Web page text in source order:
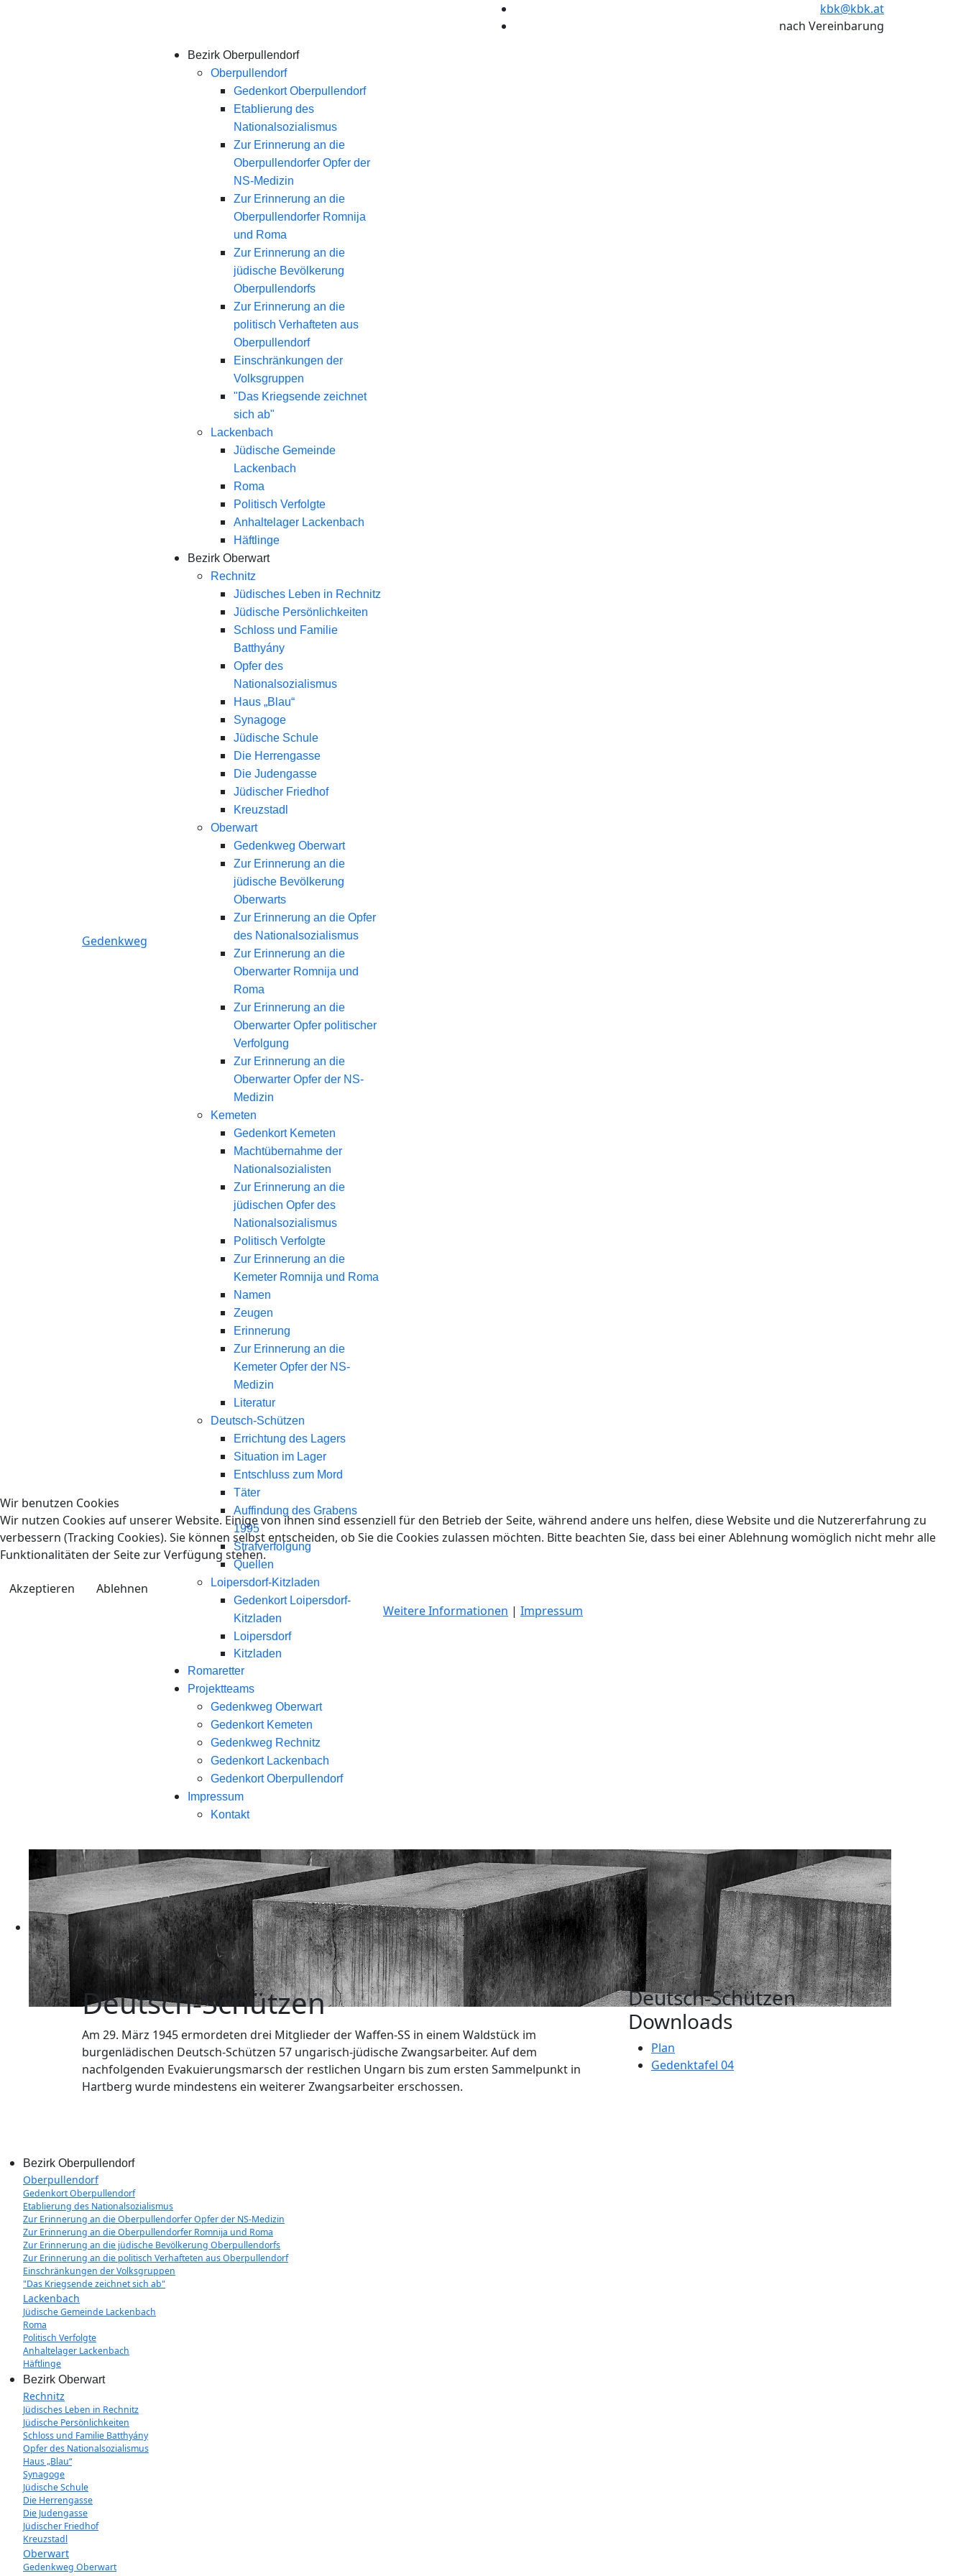
kbk@kbk.at
nach Vereinbarung
Gedenkweg
Bezirk Oberpullendorf
Oberpullendorf
Gedenkort Oberpullendorf
Etablierung des
Nationalsozialismus
Zur Erinnerung an die
Oberpullendorfer Opfer der
NS-Medizin
Zur Erinnerung an die
Oberpullendorfer Romnija
und Roma
Zur Erinnerung an die
jüdische Bevölkerung
Oberpullendorfs
Zur Erinnerung an die
politisch Verhafteten aus
Oberpullendorf
Einschränkungen der
Volksgruppen
"Das Kriegsende zeichnet
sich ab"
Lackenbach
Jüdische Gemeinde
Lackenbach
Roma
Politisch Verfolgte
Anhaltelager Lackenbach
Häftlinge
Bezirk Oberwart
Rechnitz
Jüdisches Leben in Rechnitz
Jüdische Persönlichkeiten
Schloss und Familie
Batthyány
Opfer des
Nationalsozialismus
Haus „Blau“
Synagoge
Jüdische Schule
Die Herrengasse
Die Judengasse
Jüdischer Friedhof
Kreuzstadl
Oberwart
Gedenkweg Oberwart
Zur Erinnerung an die
jüdische Bevölkerung
Oberwarts
Zur Erinnerung an die Opfer
des Nationalsozialismus
Zur Erinnerung an die
Oberwarter Romnija und
Roma
Zur Erinnerung an die
Oberwarter Opfer politischer
Verfolgung
Zur Erinnerung an die
Oberwarter Opfer der NS-
Medizin
Kemeten
Gedenkort Kemeten
Machtübernahme der
Nationalsozialisten
Zur Erinnerung an die
jüdischen Opfer des
Nationalsozialismus
Politisch Verfolgte
Zur Erinnerung an die
Kemeter Romnija und Roma
Namen
Zeugen
Erinnerung
Zur Erinnerung an die
Kemeter Opfer der NS-
Medizin
Literatur
Deutsch-Schützen
Errichtung des Lagers
Situation im Lager
Entschluss zum Mord
Täter
Auffindung des Grabens
1995
Strafverfolgung
Quellen
Loipersdorf-Kitzladen
Gedenkort Loipersdorf-
Kitzladen
Loipersdorf
Kitzladen
Romaretter
Projektteams
Gedenkweg Oberwart
Gedenkort Kemeten
Gedenkweg Rechnitz
Gedenkort Lackenbach
Gedenkort Oberpullendorf
Impressum
Kontakt
Deutsch-Schützen
Am 29. März 1945 ermordeten drei Mitglieder der Waffen-SS in einem Waldstück im
burgenlädischen Deutsch-Schützen 57 ungarisch-jüdische Zwangsarbeiter. Auf dem
nachfolgenden Evakuierungsmarsch der restlichen Ungarn bis zum ersten Sammelpunkt in
Hartberg wurde mindestens ein weiterer Zwangsarbeiter erschossen.
Deutsch-Schützen
Downloads
Plan
Gedenktafel 04
Bezirk Oberpullendorf
Oberpullendorf
Gedenkort Oberpullendorf
Etablierung des Nationalsozialismus
Zur Erinnerung an die Oberpullendorfer Opfer der NS-Medizin
Zur Erinnerung an die Oberpullendorfer Romnija und Roma
Zur Erinnerung an die jüdische Bevölkerung Oberpullendorfs
Zur Erinnerung an die politisch Verhafteten aus Oberpullendorf
Einschränkungen der Volksgruppen
"Das Kriegsende zeichnet sich ab"
Lackenbach
Jüdische Gemeinde Lackenbach
Roma
Politisch Verfolgte
Anhaltelager Lackenbach
Häftlinge
Bezirk Oberwart
Rechnitz
Jüdisches Leben in Rechnitz
Jüdische Persönlichkeiten
Schloss und Familie Batthyány
Opfer des Nationalsozialismus
Haus „Blau“
Synagoge
Jüdische Schule
Die Herrengasse
Die Judengasse
Jüdischer Friedhof
Kreuzstadl
Oberwart
Gedenkweg Oberwart
Wir benutzen Cookies
Wir nutzen Cookies auf unserer Website. Einige von ihnen sind essenziell für den Betrieb der Seite, während andere uns helfen, diese Website und die Nutzererfahrung zu
verbessern (Tracking Cookies). Sie können selbst entscheiden, ob Sie die Cookies zulassen möchten. Bitte beachten Sie, dass bei einer Ablehnung womöglich nicht mehr alle
Funktionalitäten der Seite zur Verfügung stehen.
Akzeptieren
Ablehnen
Weitere Informationen | Impressum